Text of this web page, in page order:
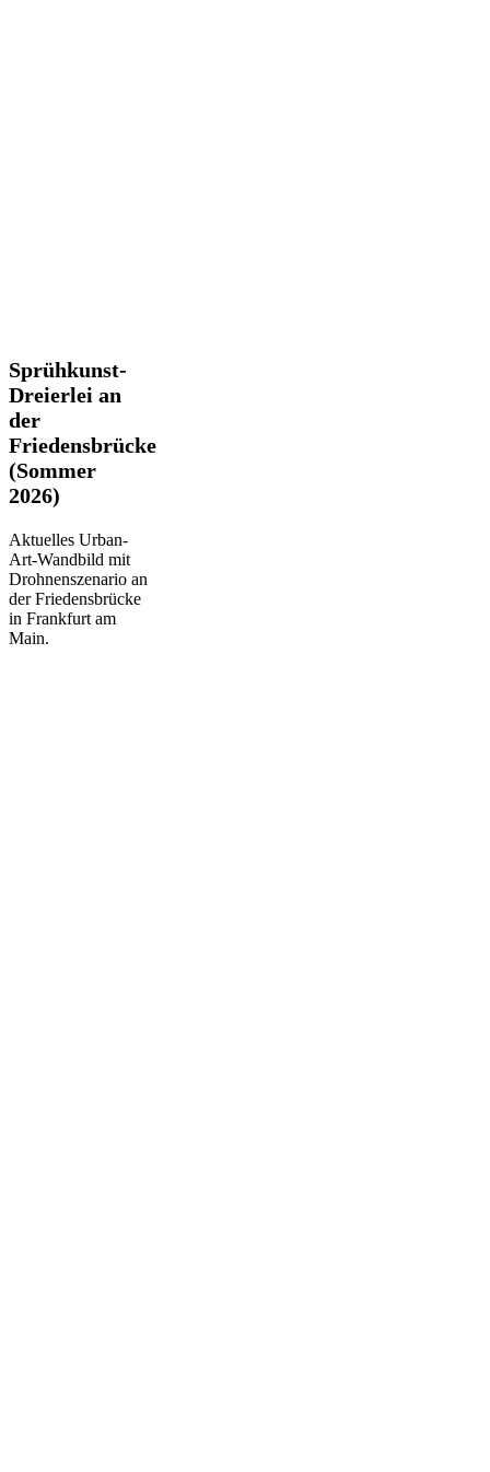
Sprühkunst-
Dreierlei
an
der
Friedensbrücke
(Sommer
2026)
Sprühkunst-
Dreierlei an
der
Friedensbrücke
(Sommer
2026)
Aktuelles Urban-
Art-Wandbild mit
Drohnenszenario an
der Friedensbrücke
in Frankfurt am
Main.